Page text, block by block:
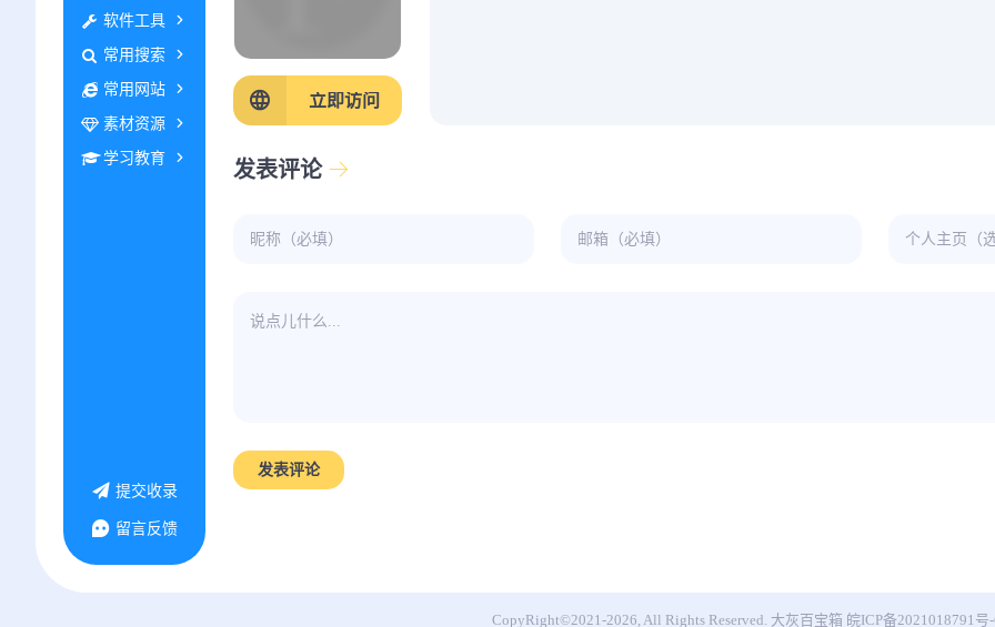
软件工具
常用搜索
常用网站
素材资源
学习教育
提交收录
留言反馈
立即访问
发表评论
发表评论
CopyRight©2021-2026, All Rights Reserved. 大灰百宝箱 皖ICP备2021018791号